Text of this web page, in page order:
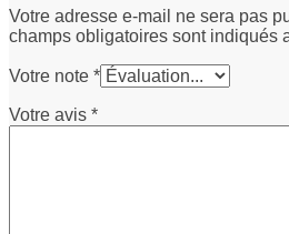
Votre adresse e-mail ne sera pas
champs obligatoires sont indiqués
Votre note *
Votre avis *